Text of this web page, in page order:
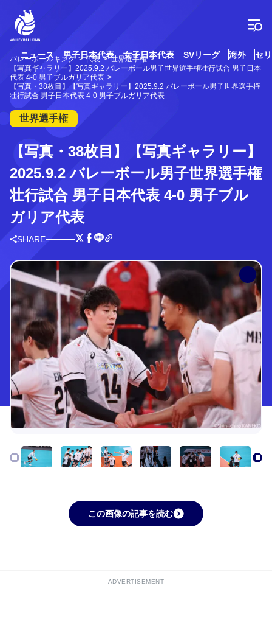
テ
ツ
プ
ニュース 男子日本代表 女子日本代表 SVリーグ 海外 セ
バレーボールキング 代表
世界選手権
【写真ギャラリー】2025.9.2 バレーボール男子世界選手権壮行試合 男子日本
代表 4-0 男子ブルガリア代表
【写真・38枚目】【写真ギャラリー】2025.9.2 バレーボール男子世界選手権
壮行試合 男子日本代表 4-0 男子ブルガリア代表
世界選手権
【写真・38枚目】【写真ギャラリー】
2025.9.2 バレーボール男子世界選手権
壮行試合 男子日本代表 4-0 男子ブル
ガリア代表
SHARE
この画像の記事を読む
ADVERTISEMENT